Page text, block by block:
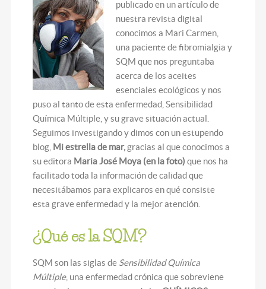
publicado en un artículo de
nuestra revista digital
conocimos a Mari Carmen,
una paciente de fibromialgia y
SQM que nos preguntaba
acerca de los aceites
esenciales ecológicos y nos
puso al tanto de esta enfermedad, Sensibilidad
Química Múltiple, y su grave situación actual.
Seguimos investigando y dimos con un estupendo
blog, Mi estrella de mar,gracias al que conocimos a
su editora Maria José Moya (en la foto) que nos ha
facilitado toda la información de calidad que
necesitábamos para explicaros en qué consiste
esta grave enfermedad y la mejor atención.
¿Qué es la SQM?
SQM son las siglas de Sensibilidad Química
Múltiple, una enfermedad crónica que sobreviene